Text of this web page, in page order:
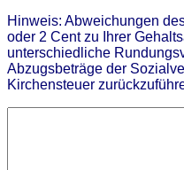
Hinweis: Abweichungen
oder 2 Cent zu Ihrer
unterschiedliche
Abzugsbeträge der
Kirchensteuer